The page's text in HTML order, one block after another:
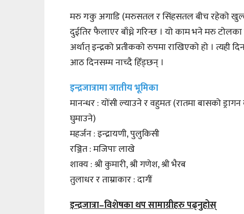
मरु गःकु अगाडि (मरुसतल र सिंहसतल बीच रहेको
दुईतिर फैलाएर बाँध्ने गरिन्छ । यो काम भने मरु
अर्थात् इन्द्रको प्रतीकको रुपमा राखिएको हो । त्यही
आठ दिनसम्म नाच्दै हिँड्छन् ।
इन्द्रजात्रामा जातीय भूमिका
मानन्धर : योंसी ल्याउने र वहुमतः (रातमा बासको
घुमाउने)
महर्जन : इन्द्रायणी, पुलुकिसी
रञ्जित : मजिपाः लाखे
शाक्य : श्री कुमारी, श्री गणेश, श्री भैरब
तुलाधर र ताम्राकार : दागीं
इन्द्रजात्रा–विशेषका थप सामाग्रीहरु पढ्नुहोस्